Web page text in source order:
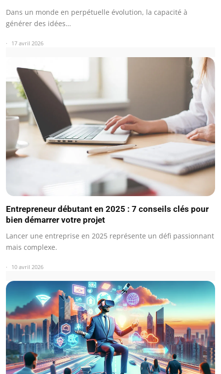
Dans un monde en perpétuelle évolution, la capacité à
générer des idées…
17 avril 2026
Entrepreneur débutant en 2025 : 7 conseils clés pour
bien démarrer votre projet
Lancer une entreprise en 2025 représente un défi passionnant
mais complexe.
10 avril 2026